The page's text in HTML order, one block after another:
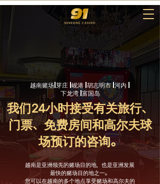
越南赌场|芽庄 |岘港 |胡志明市 |河内 |
下龙湾 |富国岛
我们24小时接受有关旅行、
门票、免费房间和高尔夫球
场预订的咨询。
越南是亚洲领先的赌场目的地，也是亚洲发展
最快的赌场目的地之一。
您可以在越南的多个地点享受赌场和高尔夫的